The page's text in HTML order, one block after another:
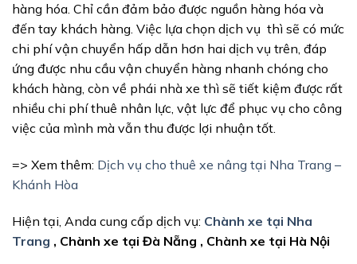
hàng hóa. Chỉ cần đảm bảo được nguồn hàng hóa và
đến tay khách hàng. Việc lựa chọn dịch vụ thì sẽ có mức
chi phí vận chuyển hấp dẫn hơn hai dịch vụ trên, đáp
ứng được nhu cầu vận chuyển hàng nhanh chóng cho
khách hàng, còn về phái nhà xe thì sẽ tiết kiệm được rất
nhiều chi phí thuê nhân lực, vật lực để phục vụ cho công
việc của mình mà vẫn thu được lợi nhuận tốt.
=> Xem thêm: Dịch vụ cho thuê xe nâng tại Nha Trang –
Khánh Hòa
Hiện tại, Anda cung cấp dịch vụ: Chành xe tại Nha
Trang , Chành xe tại Đà Nẵng , Chành xe tại Hà Nội